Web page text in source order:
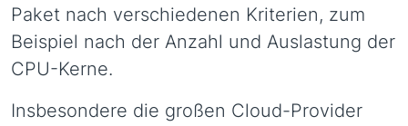
Paket nach verschiedenen Kriterien, zum
Beispiel nach der Anzahl und Auslastung der
CPU-Kerne.
Insbesondere die großen Cloud-Provider